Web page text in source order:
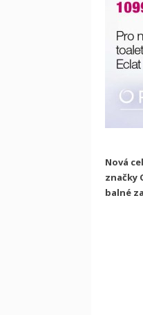
Nová
značky
balné